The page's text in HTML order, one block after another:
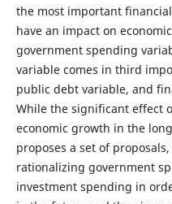
the most important
have an impact on
government spending
variable comes in third
public debt variable, and
While the significant effect
economic growth in the
proposes a set of
rationalizing government
investment spending in